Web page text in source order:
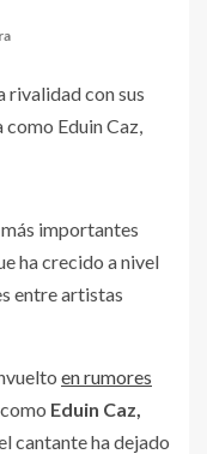
rivalidad con sus
Eduin Caz,
importantes
ha crecido a nivel
entre artistas
en rumores
como Eduin Caz,
cantante ha dejado